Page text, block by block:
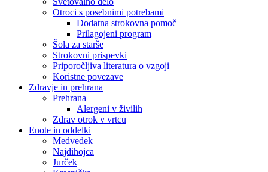
Otroci s posebnimi potrebami
Dodatna strokovna pomoč
Prilagojeni program
Šola za starše
Strokovni prispevki
Priporočljiva literatura o vzgoji
Koristne povezave
Zdravje in prehrana
Prehrana
Alergeni v živilih
Zdrav otrok v vrtcu
Enote in oddelki
Medvedek
Najdihojca
Jurček